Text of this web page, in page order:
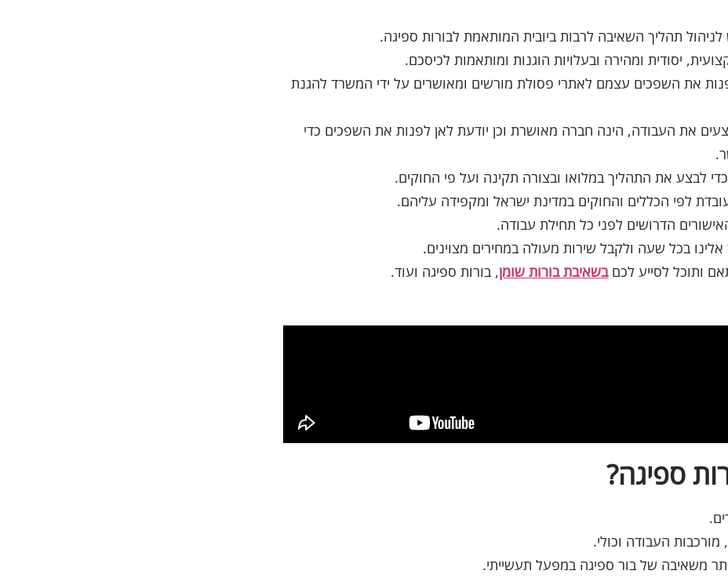
תהליך השאיבה לרבות ביובית המותאמת לבורות ספיגה.
יסודית ומהירה ובעלויות הוגנות ומותאמות לכיסכם.
את השפכים עצמם לאתרי פסולת מורשים ומאושרים על ידי המשרד להגנת
את העבודה, הינה חברה מאושרת וכן יודעת לאן לפנות את השפכים כדי
לבצע את התהליך במלואו ובצורה תקינה ועל פי החוקים.
לפי הכללים והחוקים במדינת ישראל ומקפידה עליהם.
הדרושים לפני כל תחילת עבודה.
בכל שעה ולקבל שירות מעולה במחירים מצוינים.
ותוכל לסייע לכםבשאיבת בורות שומן, בורות ספיגה ועוד.
ספיגה?
העבודה וכולי.
משאיבה של בור ספיגה במפעל תעשייתי.